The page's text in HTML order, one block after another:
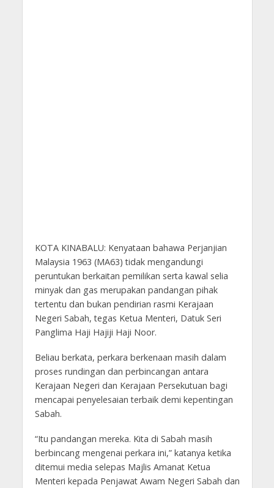
KOTA KINABALU: Kenyataan bahawa Perjanjian
Malaysia 1963 (MA63) tidak mengandungi
peruntukan berkaitan pemilikan serta kawal selia
minyak dan gas merupakan pandangan pihak
tertentu dan bukan pendirian rasmi Kerajaan
Negeri Sabah, tegas Ketua Menteri, Datuk Seri
Panglima Haji Hajiji Haji Noor.
Beliau berkata, perkara berkenaan masih dalam
proses rundingan dan perbincangan antara
Kerajaan Negeri dan Kerajaan Persekutuan bagi
mencapai penyelesaian terbaik demi kepentingan
Sabah.
“Itu pandangan mereka. Kita di Sabah masih
berbincang mengenai perkara ini,” katanya ketika
ditemui media selepas Majlis Amanat Ketua
Menteri kepada Penjawat Awam Negeri Sabah dan